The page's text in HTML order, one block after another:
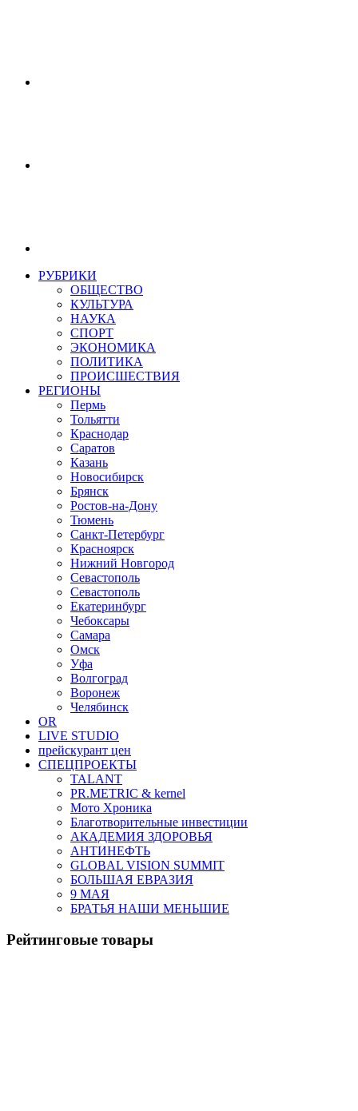
РУБРИКИ
ОБЩЕСТВО
КУЛЬТУРА
НАУКА
СПОРТ
ЭКОНОМИКА
ПОЛИТИКА
ПРОИСШЕСТВИЯ
РЕГИОНЫ
Пермь
Тольятти
Краснодар
Саратов
Казань
Новосибирск
Брянск
Ростов-на-Дону
Тюмень
Санкт-Петербург
Красноярск
Нижний Новгород
Севастополь
Севастополь
Екатеринбург
Чебоксары
Самара
Омск
Уфа
Волгоград
Воронеж
Челябинск
OR
LIVE STUDIO
прейскурант цен
СПЕЦПРОЕКТЫ
TALANT
PR.METRIC & kernel
Мото Хроника
Благотворительные инвестиции
АКАДЕМИЯ ЗДОРОВЬЯ
АНТИНЕФТЬ
GLOBAL VISION SUMMIT
БОЛЬШАЯ ЕВРАЗИЯ
9 МАЯ
БРАТЬЯ НАШИ МЕНЬШИЕ
Рейтинговые товары